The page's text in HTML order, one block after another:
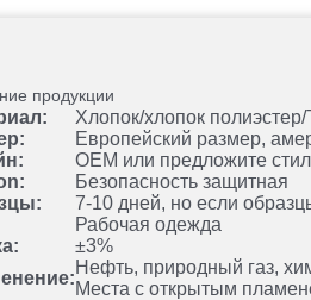
продукции
Хлопок/хлопок
Европейский размер,
OEM или предложите
Безопасность защитная
7-10 дней, но если
Рабочая одежда
±3%
Нефть, природный газ,
Места с открытым